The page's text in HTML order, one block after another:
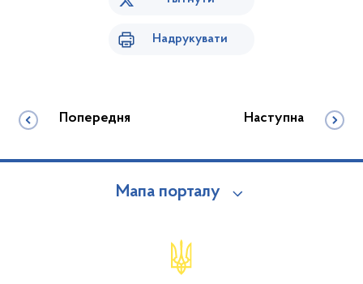
Надрукувати
Попередня Наступна
Мапа порталу